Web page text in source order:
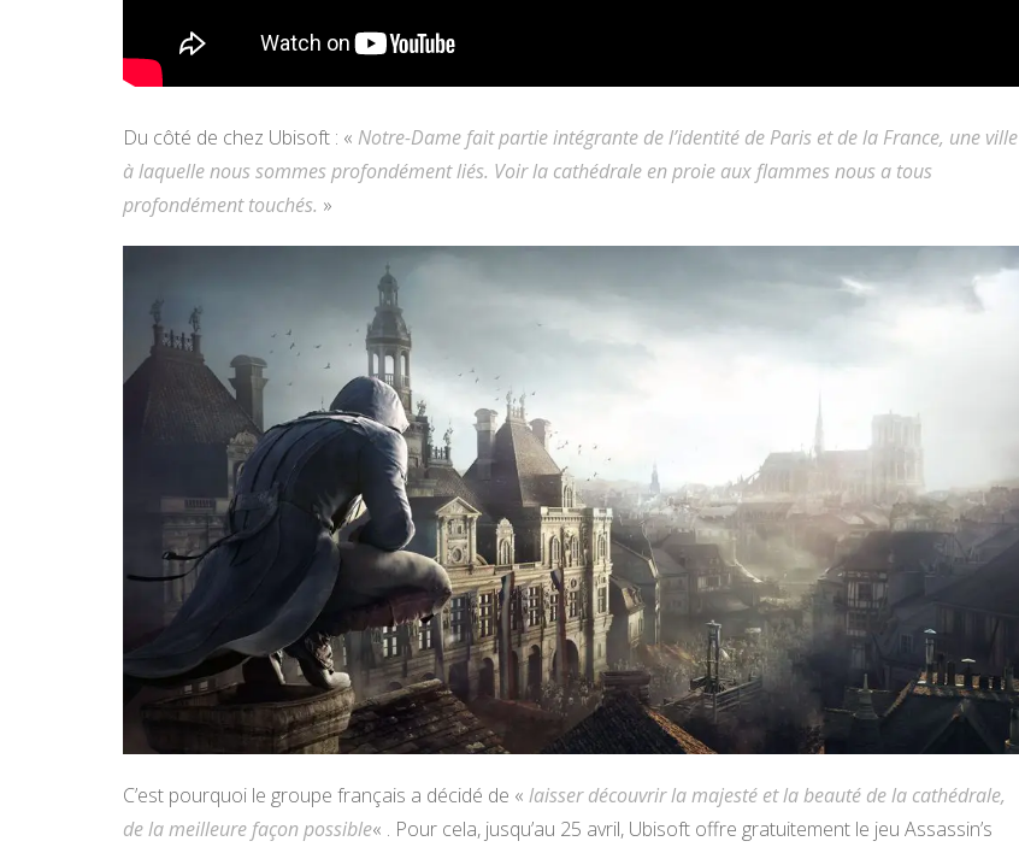
Du côté de chez Ubisoft : « Notre-Dame fait partie intégrante de l’identité de Paris et de la France, une ville
à laquelle nous sommes profondément liés. Voir la cathédrale en proie aux flammes nous a tous
profondément touchés. »
C’est pourquoi le groupe français a décidé de « laisser découvrir la majesté et la beauté de la cathédrale,
de la meilleure façon possible« . Pour cela, jusqu’au 25 avril, Ubisoft offre gratuitement le jeu Assassin’s